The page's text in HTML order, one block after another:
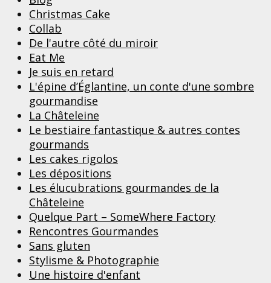
Christmas Cake
Collab
De l'autre côté du miroir
Eat Me
Je suis en retard
L'épine d’Églantine, un conte d'une sombre
gourmandise
La Châteleine
Le bestiaire fantastique & autres contes
gourmands
Les cakes rigolos
Les dépositions
Les élucubrations gourmandes de la
Châteleine
Quelque Part – SomeWhere Factory
Rencontres Gourmandes
Sans gluten
Stylisme & Photographie
Une histoire d'enfant